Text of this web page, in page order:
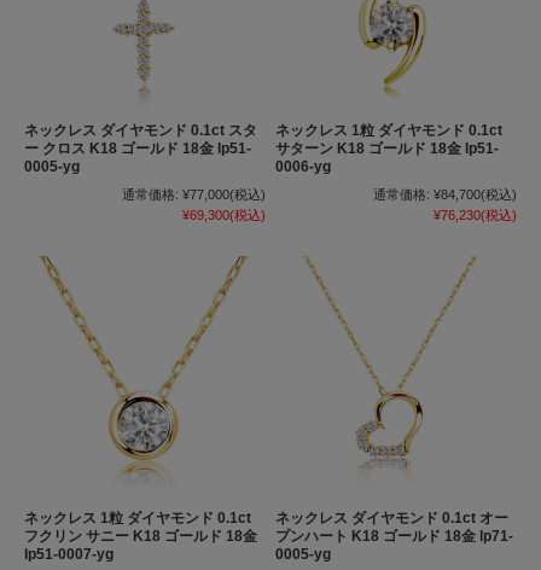
ネックレス ダイヤモンド 0.1ct スタ
ー クロス K18 ゴールド 18金 lp51-
0005-yg
通常価格: ¥77,000(税込)
¥69,300(税込)
ネックレス 1粒 ダイヤモンド 0.1ct
サターン K18 ゴールド 18金 lp51-
0006-yg
通常価格: ¥84,700(税込)
¥76,230(税込)
ネックレス 1粒 ダイヤモンド 0.1ct
フクリン サニー K18 ゴールド 18金
lp51-0007-yg
ネックレス ダイヤモンド 0.1ct オー
プンハート K18 ゴールド 18金 lp71-
0005-yg